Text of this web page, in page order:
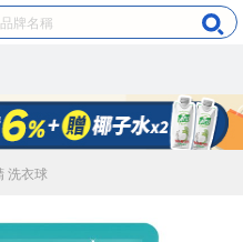
洗衣球